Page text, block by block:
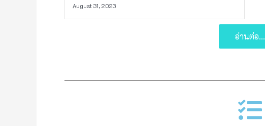
August 31, 2023
อ่านต่อ...